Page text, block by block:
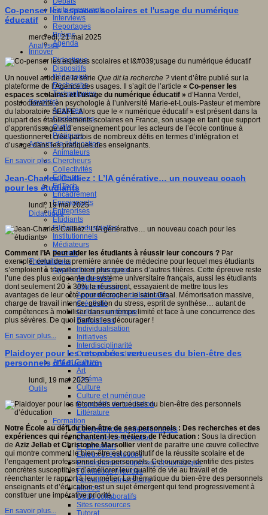
Faits marquants
Interviews
Reportages
Brèves
Agenda
Innover
Didactique
Dispositifs
Pédagogie
Recherche
Technologies
Savoir(s)
Analyses
Conférences
Outils
Pratiques
Acteurs de l'éducation
Animateurs
Chercheurs
Collectivités
Editeurs
EdTech
Encadrement
Enseignants
Entreprises
Etudiants
Filières industrielles
Institutionnels
Médiateurs
Parents
Thématiques
Apprendre et enseigner
Apprendre
Apprentissages
Apprentissages collaboratifs
Créativité
Culture numérique
Evaluations
Individualisation
Initiatives
Interdisciplinarité
Outils pour la classe
Arts et Culture
Art
Cinéma
Culture
Culture et numérique
Dispositifs de médiation
Littérature
Formation
Compétences professionnelles
Dispositifs de formation
E- formation
Enjeux et évolutions
Enseignement supérieur et numérique
Formations hybrides
Formation universitaire
Mooc’s
Outils collaboratifs
Sites ressources
Tutorat
Co-penser les espaces scolaires et l'usage du numérique
éducatif
mercredi, 21 mai 2025
Analyses
Un nouvel article de la série Que dit la recherche ? vient d’être publié sur la
plateforme de l’Agence des usages. Il s’agit de l’article « Co-penser les
espaces scolaires et l’usage du numérique éducatif » d’Hanna Verdel,
postdoctorante en psychologie à l’université Marie-et-Louis-Pasteur et membre
du laboratoire SEAFE. Alors que le « numérique éducatif » est présent dans la
plupart des établissements scolaires en France, son usage en tant que support
d’apprentissage et d’enseignement pour les acteurs de l’école continue à
questionner et crée parfois de nombreux défis en termes d’intégration et
d’usage dans les pratiques des enseignants.
En savoir plus...
Jean-Charles Cailliez : L’IA générative… un nouveau coach
pour les étudiants
lundi, 19 mai 2025
Didactique
Comment l’IA peut aider les étudiants à réussir leur concours ? Par
exemple, celui de la première année de médecine pour lequel mes étudiants
s’emploient à travailler bien plus que dans d’autres filières. Cette épreuve reste
l’une des plus exigeante du système universitaire français, aussi les étudiants
dont seulement 20 à 30% la réussiront, essayaient de mettre tous les
avantages de leur côté pour décrocher le saint Graal. Mémorisation massive,
charge de travail intense, gestion du stress, esprit de synthèse… autant de
compétences à mobiliser dans un temps limité et face à une concurrence des
plus sévères. De quoi parfois les décourager !
En savoir plus...
Plaidoyer pour les retombées vertueuses du bien-être des
personnels d’éducation
lundi, 19 mai 2025
Outils
Notre École au défi du bien-être de ses personnels : Des recherches et des
expériences qui réenchantent les métiers de l’éducation : Sous la direction
de Aziz Jellab et Christophe Marsollier vient de paraitre une œuvre collective
qui montre comment le bien-être est constitutif de la réussite scolaire et de
l’engagement professionnel des personnels. Cet ouvrage identifie des pistes
concrètes susceptibles d’améliorer leur qualité de vie au travail et de
réenchanter le rapport à leur métier. La thématique du bien-être des personnels
enseignants et d’éducation est un sujet émergent qui tend progressivement à
constituer une impérative priorité.
En savoir plus...